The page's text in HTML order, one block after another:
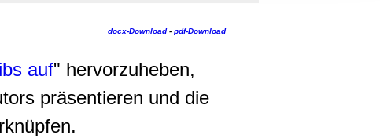
docx-Download- pdf-Download
auf" hervorzuheben,
präsentieren und die